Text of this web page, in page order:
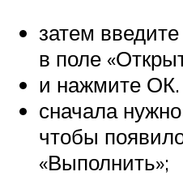
затем
в поле
и нажмите ОК.
сначала
чтобы
«Выполнить»;